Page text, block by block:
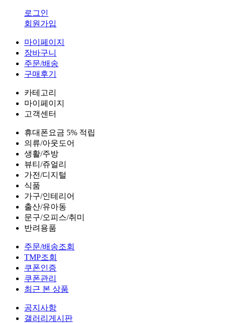
로그인
회원가입
마이페이지
장바구니
주문/배송
구매후기
카테고리
마이페이지
고객센터
휴대폰요금 5% 적립
의류/아웃도어
생활/주방
뷰티/쥬얼리
가전/디지털
식품
가구/인테리어
출산/유아동
문구/오피스/취미
반려용품
주문/배송조회
TMP조회
쿠폰인증
쿠폰관리
최근 본 상품
공지사항
갤러리게시판